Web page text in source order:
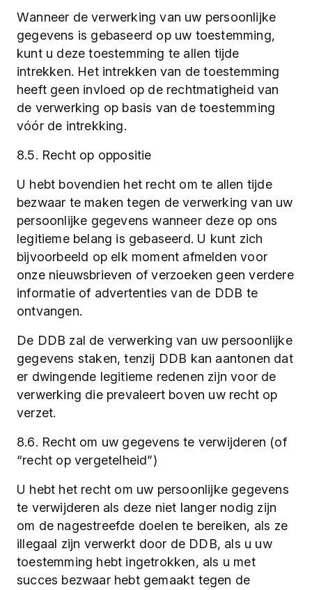
Wanneer de verwerking van uw persoonlijke
gegevens is gebaseerd op uw toestemming,
kunt u deze toestemming te allen tijde
intrekken. Het intrekken van de toestemming
heeft geen invloed op de rechtmatigheid van
de verwerking op basis van de toestemming
vóór de intrekking.
8.5. Recht op oppositie
U hebt bovendien het recht om te allen tijde
bezwaar te maken tegen de verwerking van uw
persoonlijke gegevens wanneer deze op ons
legitieme belang is gebaseerd. U kunt zich
bijvoorbeeld op elk moment afmelden voor
onze nieuwsbrieven of verzoeken geen verdere
informatie of advertenties van de DDB te
ontvangen.
De DDB zal de verwerking van uw persoonlijke
gegevens staken, tenzij DDB kan aantonen dat
er dwingende legitieme redenen zijn voor de
verwerking die prevaleert boven uw recht op
verzet.
8.6. Recht om uw gegevens te verwijderen (of
“recht op vergetelheid”)
U hebt het recht om uw persoonlijke gegevens
te verwijderen als deze niet langer nodig zijn
om de nagestreefde doelen te bereiken, als ze
illegaal zijn verwerkt door de DDB, als u uw
toestemming hebt ingetrokken, als u met
succes bezwaar hebt gemaakt tegen de